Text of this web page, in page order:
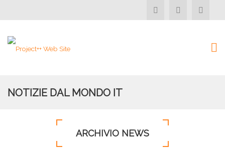
NOTIZIE DAL MONDO IT
ARCHIVIO NEWS